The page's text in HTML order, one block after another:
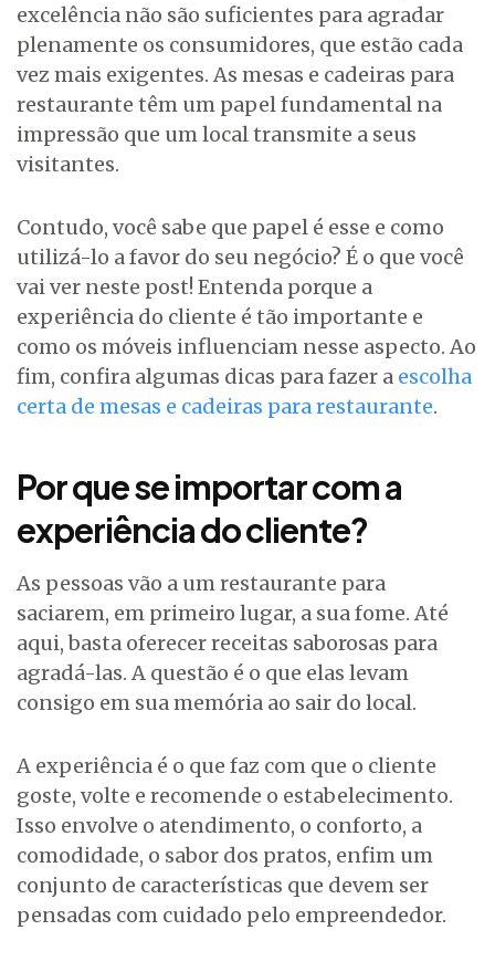
excelência não são suficientes para agradar
plenamente os consumidores, que estão cada
vez mais exigentes. As mesas e cadeiras para
restaurante têm um papel fundamental na
impressão que um local transmite a seus
visitantes.
Contudo, você sabe que papel é esse e como
utilizá-lo a favor do seu negócio? É o que você
vai ver neste post! Entenda porque a
experiência do cliente é tão importante e
como os móveis influenciam nesse aspecto. Ao
fim, confira algumas dicas para fazer a escolha
certa de mesas e cadeiras para restaurante.
Por que se importar com a
experiência do cliente?
As pessoas vão a um restaurante para
saciarem, em primeiro lugar, a sua fome. Até
aqui, basta oferecer receitas saborosas para
agradá-las. A questão é o que elas levam
consigo em sua memória ao sair do local.
A experiência é o que faz com que o cliente
goste, volte e recomende o estabelecimento.
Isso envolve o atendimento, o conforto, a
comodidade, o sabor dos pratos, enfim um
conjunto de características que devem ser
pensadas com cuidado pelo empreendedor.